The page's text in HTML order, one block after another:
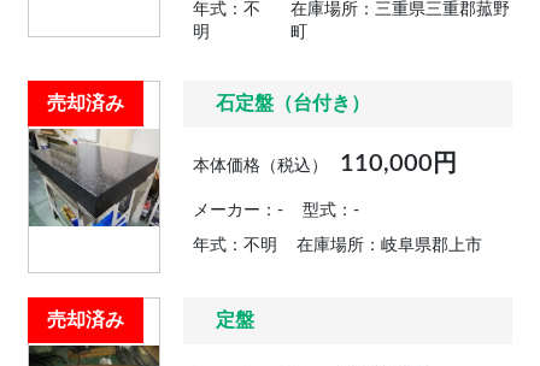
年式：不
明
在庫場所：三重県三重郡菰野
町
売却済み 石定盤（台付き）
本体価格（税込） 110,000円
メーカー：- 型式：-
年式：不明 在庫場所：岐阜県郡上市
売却済み 定盤